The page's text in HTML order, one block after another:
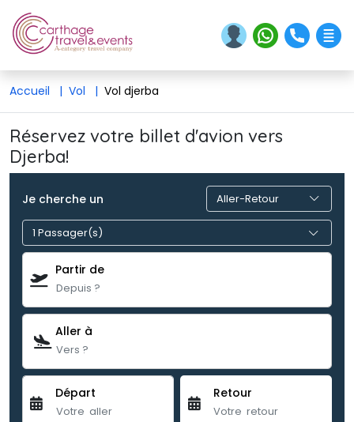
Accueil | Vol | Vol djerba
Réservez votre billet d'avion vers
Djerba!
Je cherche un
1 Passager(s)
Partir de
Aller à
Départ Retour